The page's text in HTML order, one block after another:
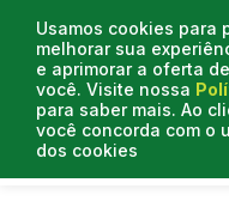
Usamos cookies para
melhorar sua
e aprimorar a oferta
você. Visite nossa
para saber mais. Ao
você concorda com o
dos cookies
Curtas do Poder